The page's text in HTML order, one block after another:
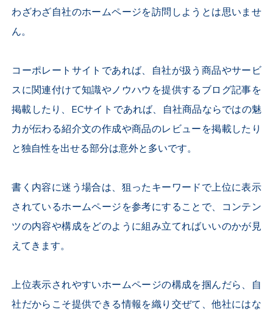
わざわざ自社のホームページを訪問しようとは思いませ
ん。
コーポレートサイトであれば、自社が扱う商品やサービ
スに関連付けて知識やノウハウを提供するブログ記事を
掲載したり、ECサイトであれば、自社商品ならではの魅
力が伝わる紹介文の作成や商品のレビューを掲載したり
と独自性を出せる部分は意外と多いです。
書く内容に迷う場合は、狙ったキーワードで上位に表示
されているホームページを参考にすることで、コンテン
ツの内容や構成をどのように組み立てればいいのかが見
えてきます。
上位表示されやすいホームページの構成を掴んだら、自
社だからこそ提供できる情報を織り交ぜて、他社にはな